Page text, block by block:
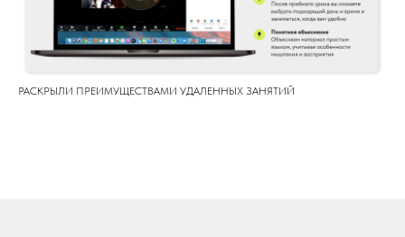
РАСКРЫЛИ ПРЕИМУЩЕСТВАМИ УДАЛЕННЫХ ЗАНЯТИЙ